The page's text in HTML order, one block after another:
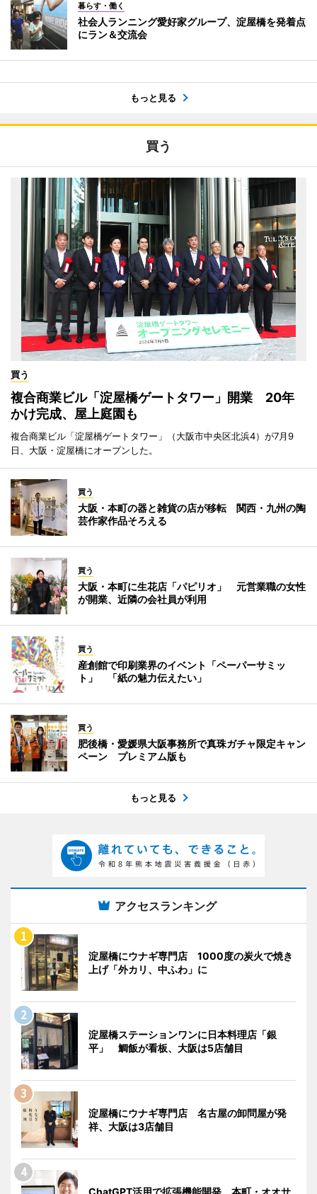
暮らす・働く
社会人ランニング愛好家グループ、淀屋橋を発着点
にラン＆交流会
もっと見る
買う
買う
複合商業ビル「淀屋橋ゲートタワー」開業 20年
かけ完成、屋上庭園も
複合商業ビル「淀屋橋ゲートタワー」（大阪市中央区北浜4）が7月9
日、大阪・淀屋橋にオープンした。
買う
大阪・本町の器と雑貨の店が移転 関西・九州の陶
芸作家作品そろえる
買う
大阪・本町に生花店「パピリオ」 元営業職の女性
が開業、近隣の会社員が利用
買う
産創館で印刷業界のイベント「ペーパーサミッ
ト」 「紙の魅力伝えたい」
買う
肥後橋・愛媛県大阪事務所で真珠ガチャ限定キャン
ペーン プレミアム版も
もっと見る
アクセスランキング
淀屋橋にウナギ専門店 1000度の炭火で焼き
上げ「外カリ、中ふわ」に
淀屋橋ステーションワンに日本料理店「銀
平」 鯛飯が看板、大阪は5店舗目
淀屋橋にウナギ専門店 名古屋の卸問屋が発
祥、大阪は3店舗目